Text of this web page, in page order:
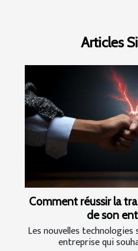
Articles
Comment réussir la
de son
Les nouvelles
entreprise qui